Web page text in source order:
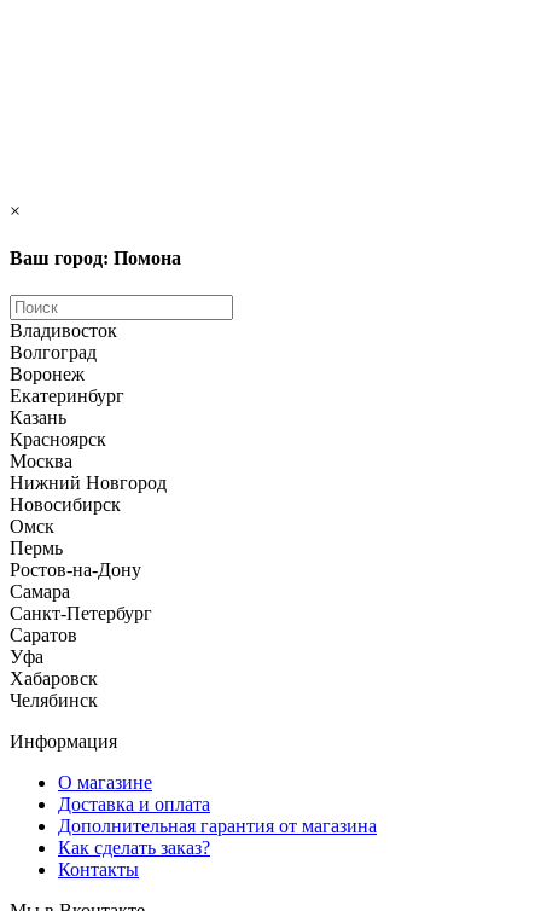
×
Ваш город: Помона
Владивосток
Волгоград
Воронеж
Екатеринбург
Казань
Красноярск
Москва
Нижний Новгород
Новосибирск
Омск
Пермь
Ростов-на-Дону
Самара
Санкт-Петербург
Саратов
Уфа
Хабаровск
Челябинск
Информация
О магазине
Доставка и оплата
Дополнительная гарантия от магазина
Как сделать заказ?
Контакты